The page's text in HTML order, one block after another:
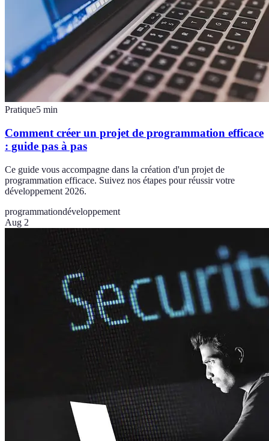
Pratique5 min
Comment créer un projet de programmation efficace
: guide pas à pas
Ce guide vous accompagne dans la création d'un projet de
programmation efficace. Suivez nos étapes pour réussir votre
développement 2026.
programmationdéveloppement
Aug 2